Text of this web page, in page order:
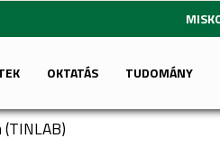
OKTATÁS TUDOMÁNY